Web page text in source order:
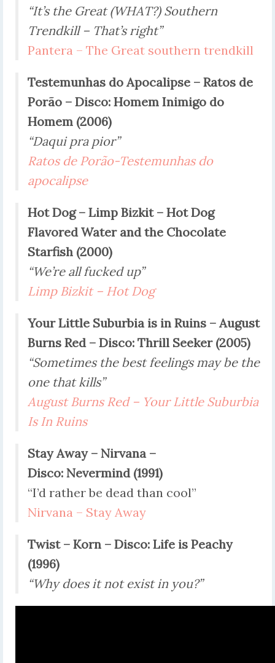
“It’s the Great (WHAT?) Southern
Trendkill – That’s right”
Pantera – The Great southern trendkill
Testemunhas do Apocalipse – Ratos de
Porão – Disco: Homem Inimigo do
Homem (2006)
“Daqui pra pior”
Ratos de Porão-Testemunhas do
apocalipse
Hot Dog – Limp Bizkit – Hot Dog
Flavored Water and the Chocolate
Starfish (2000)
“We’re all fucked up”
Limp Bizkit – Hot Dog
Your Little Suburbia is in Ruins – August
Burns Red – Disco: Thrill Seeker (2005)
“Sometimes the best feelings may be the
one that kills”
August Burns Red – Your Little Suburbia
Is In Ruins
Stay Away – Nirvana –
Disco: Nevermind (1991)
“I’d rather be dead than cool”
Nirvana – Stay Away
Twist – Korn – Disco: Life is Peachy
(1996)
“Why does it not exist in you?”